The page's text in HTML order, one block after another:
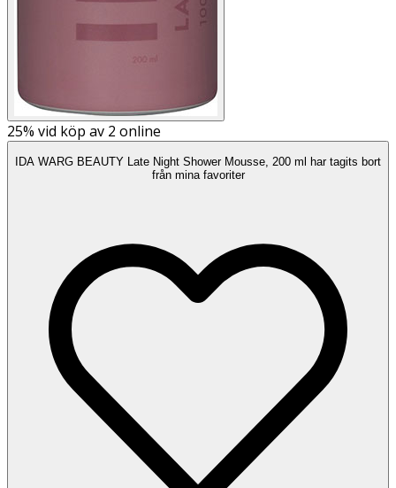
25% vid köp av 2 online
IDA WARG BEAUTY Late Night Shower Mousse, 200 ml har tagits bort
från mina favoriter